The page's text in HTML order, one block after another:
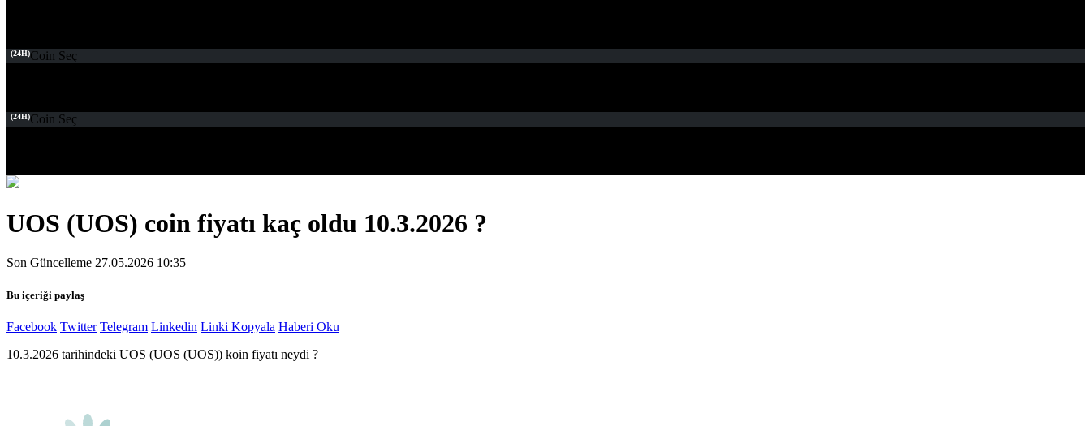
(24H)Coin Seç
(24H)Coin Seç
UOS (UOS) coin fiyatı kaç oldu 10.3.2026 ?
Son Güncelleme 27.05.2026 10:35
Bu içeriği paylaş
Facebook Twitter Telegram Linkedin Linki Kopyala Haberi Oku
10.3.2026 tarihindeki UOS (UOS (UOS)) koin fiyatı neydi ?